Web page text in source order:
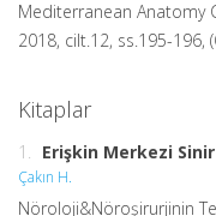
Mediterranean Anatomy
2018, cilt.12, ss.195-196,
Kitaplar
1. Erişkin Merkezi
Çakın H.
Nöroloji&Nöroşirurjinin